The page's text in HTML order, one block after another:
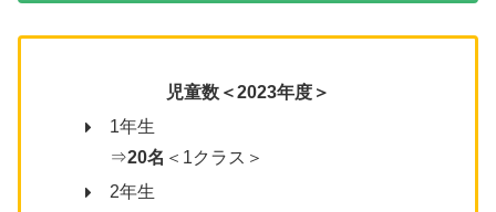
児童数＜2023年度＞
1年生
⇒20名 ＜1クラス＞
2年生